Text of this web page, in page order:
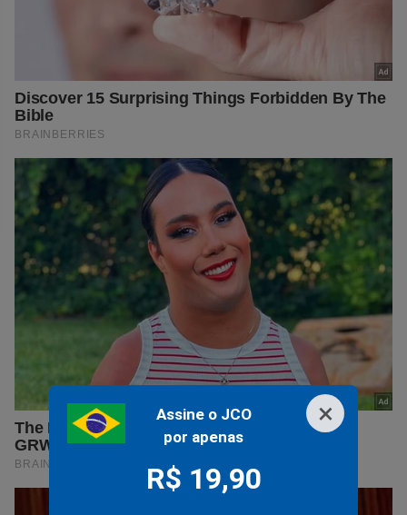
×
Assine o JCO
por apenas
R$ 19,90